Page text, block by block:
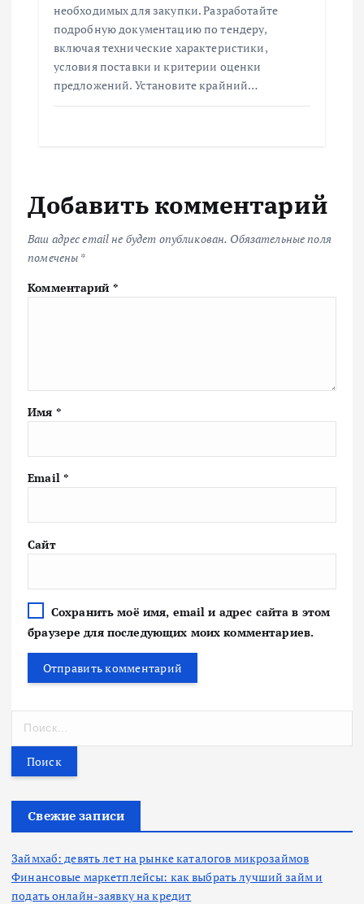
необходимых для закупки. Разработайте
подробную документацию по тендеру,
включая технические характеристики,
условия поставки и критерии оценки
предложений. Установите крайний…
Добавить комментарий
Ваш адрес email не будет опубликован. Обязательные поля
помечены *
Комментарий *
Имя *
Email *
Сайт
Сохранить моё имя, email и адрес сайта в этом
браузере для последующих моих комментариев.
т
Свежие записи
Займхаб: девять лет на рынке каталогов микрозаймов
Финансовые маркетплейсы: как выбрать лучший займ и
подать онлайн-заявку на кредит